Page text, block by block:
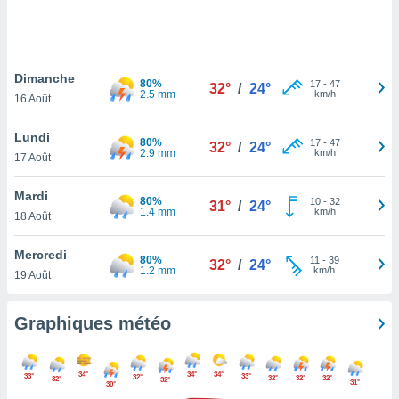
pas
de
à
cas,
que
sur le
que
ne
Dimanche
16 Août
80%
2.5 mm
32° / 24° 17- 47
km/h
Lundi
17 Août
80%
2.9 mm
32° / 24° 17- 47
km/h
Mardi
18 Août
80%
1.4 mm
31° / 24° 10- 32
km/h
Mercredi
19 Août
80%
1.2 mm
32° / 24° 11 - 39
km/h
Graphiques météo
33° 32°
34°
30°
32° 32°
34° 34° 33° 32° 32° 32°
31°